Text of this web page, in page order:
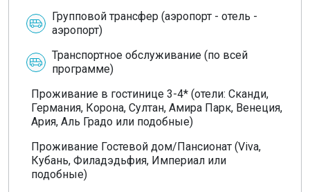
Групповой трансфер (аэропорт - отель -
аэропорт)
Транспортное обслуживание (по всей
программе)
Проживание в гостинице 3-4* (отели: Сканди,
Германия, Корона, Султан, Амира Парк, Венеция,
Ария, Аль Градо или подобные)
Проживание Гостевой дом/Пансионат (Viva,
Кубань, Филадэдьфия, Империал или
подобные)